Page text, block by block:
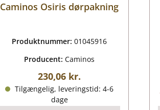
Caminos Osiris dørpakning
Produktnummer:01045916
Producent:Caminos
Almindelig pris:
230,06 kr.
Tilgængelig, leveringstid: 4-6
dage